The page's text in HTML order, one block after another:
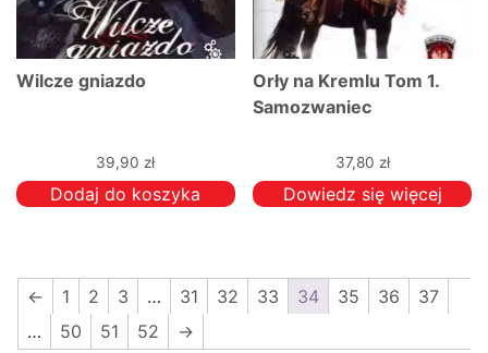
Wilcze gniazdo
39,90 zł
Dodaj do koszyka
Orły na Kremlu Tom 1.
Samozwaniec
37,80 zł
Dowiedz się więcej
← 1 2 3 … 31 32 33 34 35 36
37
…
50 51 52 →